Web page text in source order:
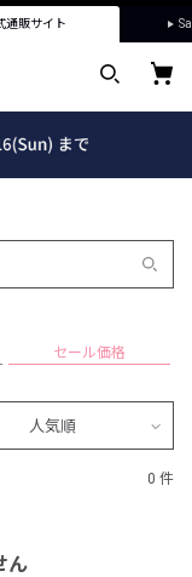
通販サイト
セール価格
人気順
0 件
ん